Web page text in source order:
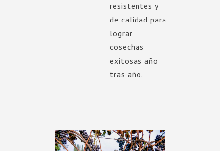
resistentes y
de calidad para
lograr
cosechas
exitosas año
tras año.